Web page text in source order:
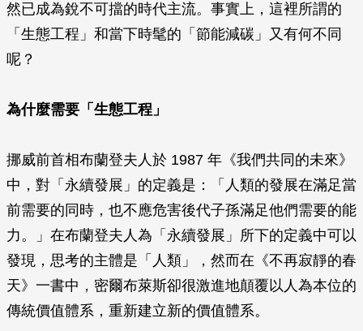
然已成為銳不可擋的時代主流。事實上，這裡所謂的
「生態工程」和當下時髦的「節能減碳」又有何不同
呢？
為什麼需要「生態工程」
挪威前首相布蘭登夫人於 1987 年《我們共同的未來》
中，對「永續發展」的定義是：「人類的發展在滿足當
前需要的同時，也不應危害後代子孫滿足他們需要的能
力。」在布蘭登夫人為「永續發展」所下的定義中可以
發現，思考的主體是「人類」，然而在《不再寂靜的春
天》一書中，密爾布萊斯卻很激進地顛覆以人為本位的
傳統價值體系，重新建立新的價值體系。